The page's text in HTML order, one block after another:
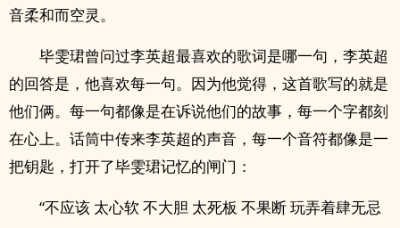
音柔和而空灵。
毕雯珺曾问过李英超最喜欢的歌词是哪一句，李英超
的回答是，他喜欢每一句。因为他觉得，这首歌写的就是
他们俩。每一句都像是在诉说他们的故事，每一个字都刻
在心上。话筒中传来李英超的声音，每一个音符都像是一
把钥匙，打开了毕雯珺记忆的闸门：
“不应该 太心软 不大胆 太死板 不果断 玩弄着肆无忌